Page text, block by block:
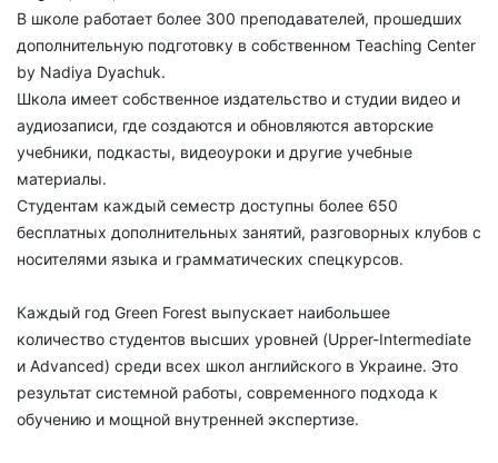
В школе работает более 300 преподавателей, прошедших
дополнительную подготовку в собственном Teaching Center
by Nadiya Dyachuk.
Школа имеет собственное издательство и студии видео и
аудиозаписи, где создаются и обновляются авторские
учебники, подкасты, видеоуроки и другие учебные
материалы.
Студентам каждый семестр доступны более 650
бесплатных дополнительных занятий, разговорных клубов с
носителями языка и грамматических спецкурсов.
Каждый год Green Forest выпускает наибольшее
количество студентов высших уровней (Upper-Intermediate
и Advanced) среди всех школ английского в Украине. Это
результат системной работы, современного подхода к
обучению и мощной внутренней экспертизе.